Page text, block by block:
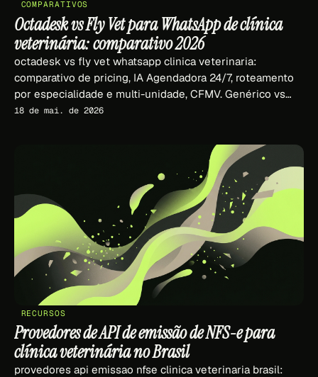
COMPARATIVOS
Octadesk vs Fly Vet para WhatsApp de clínica
veterinária: comparativo 2026
octadesk vs fly vet whatsapp clinica veterinaria:
comparativo de pricing, IA Agendadora 24/7, roteamento
por especialidade e multi-unidade, CFMV. Genérico vs
vertical vet.
18 de mai. de 2026
RECURSOS
Provedores de API de emissão de NFS-e para
clínica veterinária no Brasil
provedores api emissao nfse clinica veterinaria brasil: